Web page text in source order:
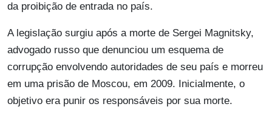
da proibição de entrada no país.
A legislação surgiu após a morte de Sergei Magnitsky,
advogado russo que denunciou um esquema de
corrupção envolvendo autoridades de seu país e morreu
em uma prisão de Moscou, em 2009. Inicialmente, o
objetivo era punir os responsáveis por sua morte.